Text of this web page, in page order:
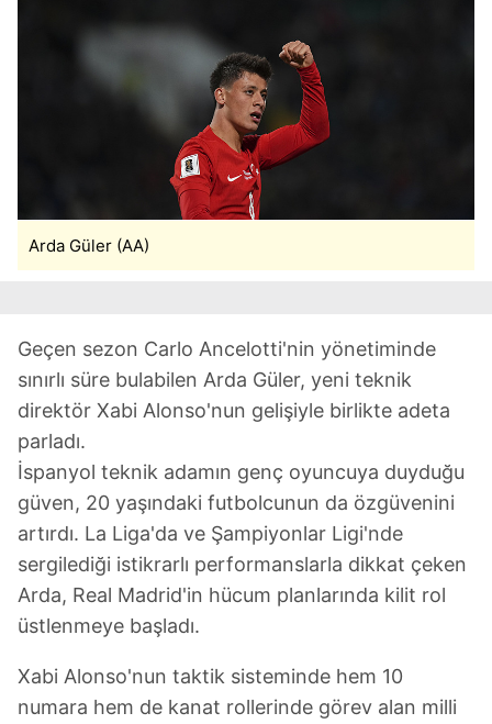
Arda Güler (AA)
Geçen sezon Carlo Ancelotti'nin yönetiminde
sınırlı süre bulabilen Arda Güler, yeni teknik
direktör Xabi Alonso'nun gelişiyle birlikte adeta
parladı.
İspanyol teknik adamın genç oyuncuya duyduğu
güven, 20 yaşındaki futbolcunun da özgüvenini
artırdı. La Liga'da ve Şampiyonlar Ligi'nde
sergilediği istikrarlı performanslarla dikkat çeken
Arda, Real Madrid'in hücum planlarında kilit rol
üstlenmeye başladı.
Xabi Alonso'nun taktik sisteminde hem 10
numara hem de kanat rollerinde görev alan milli